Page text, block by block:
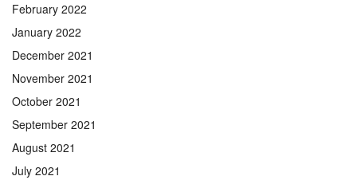
February 2022
January 2022
December 2021
November 2021
October 2021
September 2021
August 2021
July 2021